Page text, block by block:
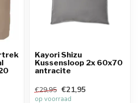
Kayori Shizu
Kussensloop 2x 60x70
antracite
€29,95 €21,95
op voorraad